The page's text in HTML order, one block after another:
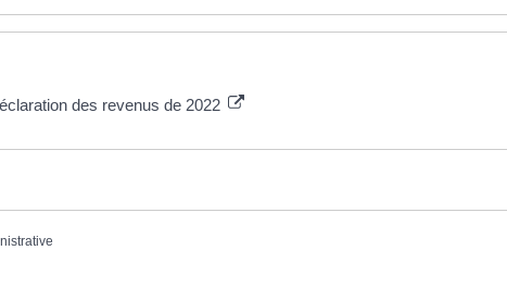
des revenus de 2022